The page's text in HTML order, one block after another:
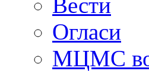
Огласи
МЦМС во